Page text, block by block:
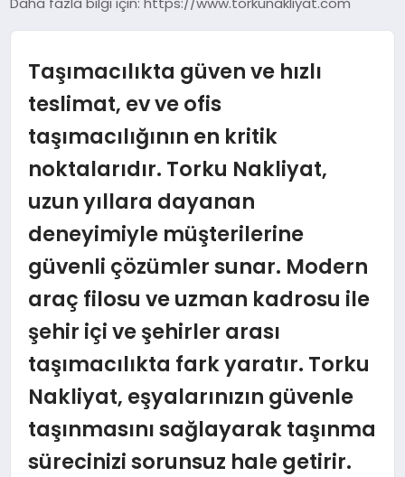
YAŞAM
Taşımacılıkta güven ve hızlı
teslimat, ev ve ofis
taşımacılığının en kritik
noktalarıdır. Torku Nakliyat,
uzun yıllara dayanan
deneyimiyle müşterilerine
güvenli çözümler sunar. Modern
araç filosu ve uzman kadrosu ile
şehir içi ve şehirler arası
taşımacılıkta fark yaratır. Torku
Nakliyat, eşyalarınızın güvenle
taşınmasını sağlayarak taşınma
sürecinizi sorunsuz hale getirir.